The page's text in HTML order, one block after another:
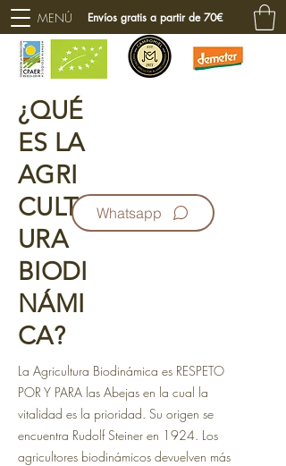
MENÚ Envíos gratis a partir de 70€
Whatsapp
¿QUÉ
ES LA
AGRI
CULT
URA
BIODI
NÁMI
CA?
La Agricultura Biodinámica es RESPETO
POR Y PARA las Abejas en la cual la
vitalidad es la prioridad. Su origen se
encuentra Rudolf Steiner en 1924. Los
agricultores biodinámicos devuelven más